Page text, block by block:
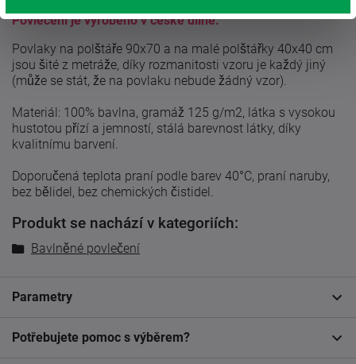
Povlečení je vyrobeno v české dílně.
Povlaky na polštáře 90x70 a na malé polštářky 40x40 cm
jsou šité z metráže, díky rozmanitosti vzoru je každý jiný
(může se stát, že na povlaku nebude žádný vzor).
Materiál: 100% bavlna, gramáž 125 g/m2, látka s vysokou
hustotou přízí a jemností, stálá barevnost látky, díky
kvalitnímu barvení.
Doporučená teplota praní podle barev 40°C, praní naruby,
bez bělidel, bez chemických čistidel.
Produkt se nachází v kategoriích:
Bavlněné povlečení
Parametry
Potřebujete pomoc s výběrem?